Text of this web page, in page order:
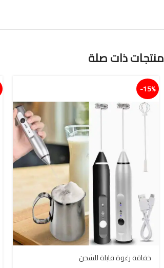
منتجات ذات صلة
15%-
خفاقة رغوة قابلة للشحن